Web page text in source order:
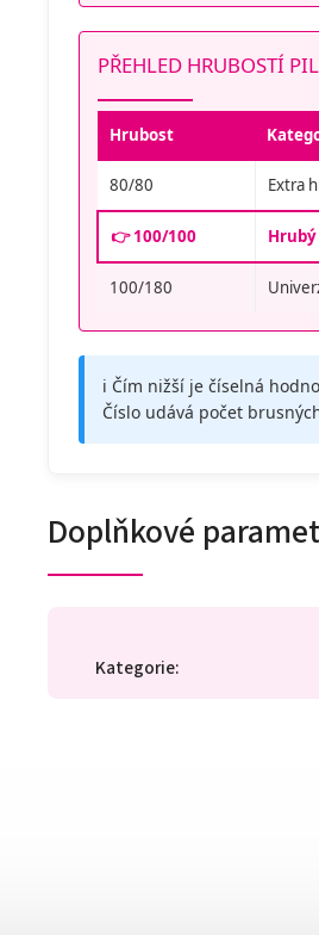
PŘEHLED HRUBOSTÍ
Hrubost
80/80 Extra
👉 100/100 Hrubý
100/180
ℹ️ Čím nižší je číselná
Číslo udává počet
Doplňkové
Kategorie: